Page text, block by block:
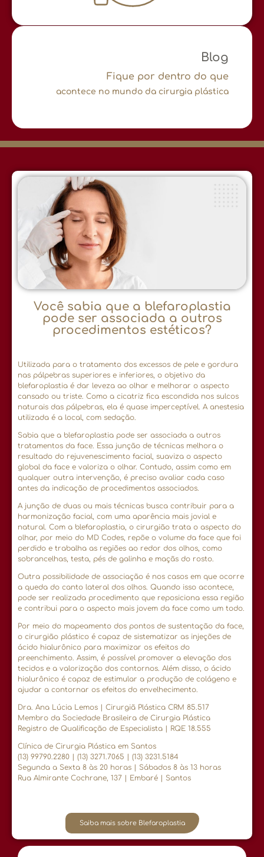
Blog
Fique por dentro do que
acontece no mundo da cirurgia plástica
Você sabia que a blefaroplastia
pode ser associada a outros
procedimentos estéticos?
Utilizada para o tratamento dos excessos de pele e gordura
nas pálpebras superiores e inferiores, o objetivo da
blefaroplastia é dar leveza ao olhar e melhorar o aspecto
cansado ou triste. Como a cicatriz fica escondida nos sulcos
naturais das pálpebras, ela é quase imperceptível. A anestesia
utilizada é a local, com sedação.
Sabia que a blefaroplastia pode ser associada a outros
tratamentos da face. Essa junção de técnicas melhora o
resultado do rejuvenescimento facial, suaviza o aspecto
global da face e valoriza o olhar. Contudo, assim como em
qualquer outra intervenção, é preciso avaliar cada caso
antes da indicação de procedimentos associados.
A junção de duas ou mais técnicas busca contribuir para a
harmonização facial, com uma aparência mais jovial e
natural. Com a blefaroplastia, o cirurgião trata o aspecto do
olhar, por meio do MD Codes, repõe o volume da face que foi
perdido e trabalha as regiões ao redor dos olhos, como
sobrancelhas, testa, pés de galinha e maçãs do rosto.
Outra possibilidade de associação é nos casos em que ocorre
a queda do canto lateral dos olhos. Quando isso acontece,
pode ser realizada procedimento que reposiciona essa região
e contribui para o aspecto mais jovem da face como um todo.
Por meio do mapeamento dos pontos de sustentação da face,
o cirurgião plástico é capaz de sistematizar as injeções de
ácido hialurônico para maximizar os efeitos do
preenchimento. Assim, é possível promover a elevação dos
tecidos e a valorização dos contornos. Além disso, o ácido
hialurônico é capaz de estimular a produção de colágeno e
ajudar a contornar os efeitos do envelhecimento.
Dra. Ana Lúcia Lemos | Cirurgiã Plástica CRM 85.517
Membro da Sociedade Brasileira de Cirurgia Plástica
Registro de Qualificação de Especialista | RQE 18.555
Clínica de Cirurgia Plástica em Santos
(13) 99790.2280 | (13) 3271.7065 | (13) 3231.5184
Segunda a Sexta 8 às 20 horas | Sábados 8 às 13 horas
Rua Almirante Cochrane, 137 | Embaré | Santos
Saiba mais sobre Blefaroplastia